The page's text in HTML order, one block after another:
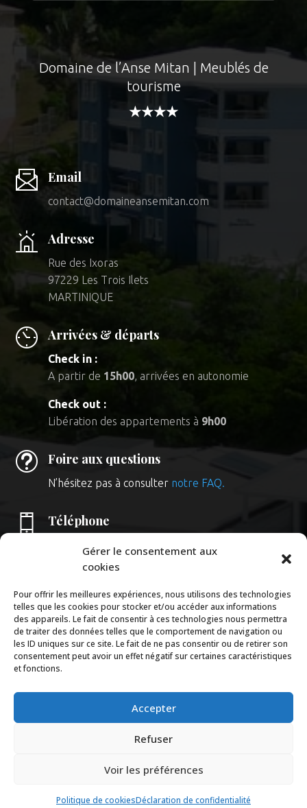
Gérer le consentement aux
cookies
Pour offrir les meilleures expériences, nous utilisons des technologies
telles que les cookies pour stocker et/ou accéder aux informations
des appareils. Le fait de consentir à ces technologies nous permettra
de traiter des données telles que le comportement de navigation ou
les ID uniques sur ce site. Le fait de ne pas consentir ou de retirer son
consentement peut avoir un effet négatif sur certaines caractéristiques
et fonctions.
Accepter
Refuser
Voir les préférences
Politique de cookiesDéclaration de confidentialité
Domaine de l’Anse Mitan | Meublés de
tourisme
★★★★
Email
contact@domaineansemitan.com
Adresse
Rue des Ixoras
97229 Les Trois Ilets
MARTINIQUE
Arrivées & départs
Check in :
A partir de 15h00, arrivées en autonomie
Check out :
Libération des appartements à 9h00
t Foire aux questions
N’hésitez pas à consulter notre FAQ.
Téléphone
+596 6 96 69 57 67
7j/7 de 8H00 à 18h00 (UTC+1)
 Plan du Domaine de l'Anse Mitan
Accéder au Domaine